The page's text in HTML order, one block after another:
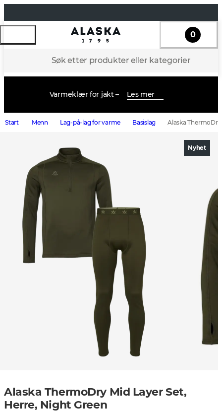
Søk etter produkter eller kategorier
0
Varmeklær for jakt – Les mer
Start Menn Lag-på-lag for varme Basislag Alaska
Nyhet
Alaska ThermoDry Mid Layer Set,
Herre, Night Green